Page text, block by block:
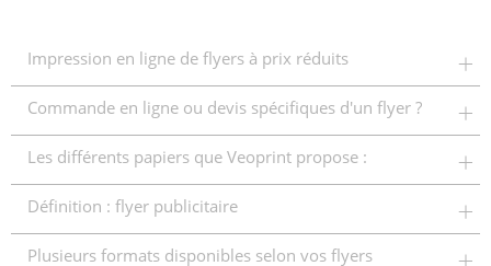
Impression en ligne de flyers à prix réduits
Commande en ligne ou devis spécifiques d'un flyer ?
Les différents papiers que Veoprint propose :
Définition : flyer publicitaire
Plusieurs formats disponibles selon vos flyers